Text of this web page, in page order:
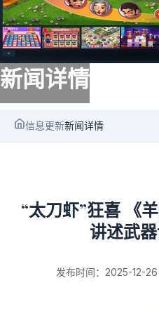
新闻详情
信息更新新闻详情
“太刀虾”狂喜 《
讲述武
发布时间：2025-12-